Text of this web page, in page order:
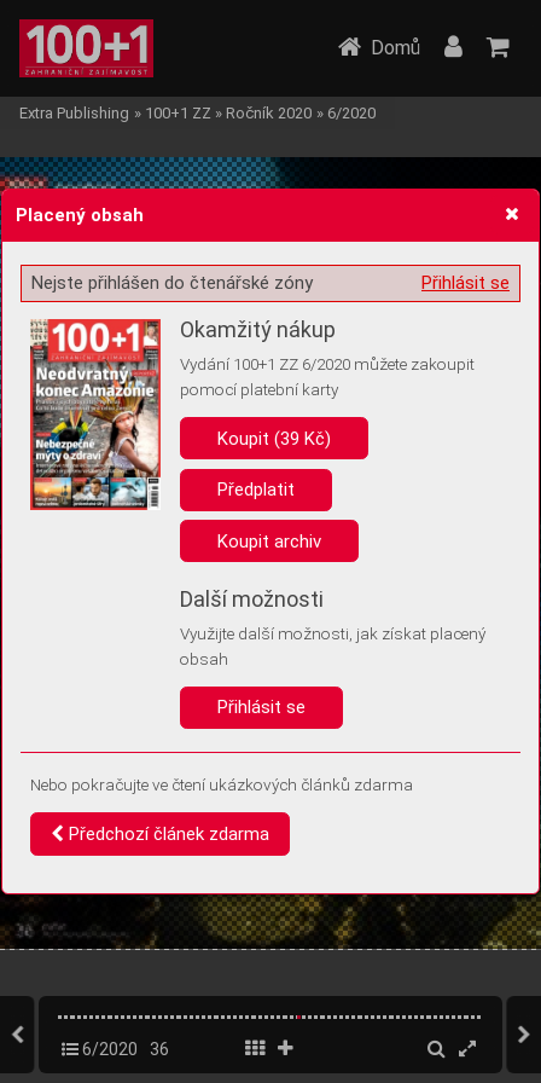
Žádost o souhlas s ukládáním volitelných informací
Pro základní fungování webu nepotřebujeme ukládat žádné informace
(tzv. cookies apod.). Rádi bychom vás ale požádali o souhlas s
uložením volitelných informací:
Anonymní unikátní ID
Díky němu příště poznáme, že se jedná o stejné zařízení, a
Identifikátor je zcela anonymní.
Vaše souhlasy a odmítnutí si ukládáme do vašeho zařízení, abychom se
vás už příště znovu neptali. Můžete je kdykoli později upravit ve Správě
Domů
Extra Publishing » 100+1 ZZ » Ročník 2020 » 6/2020
6/2020 36
Placený obsah
Přihlásit se
Nejste přihlášen do čtenářské zóny
Okamžitý nákup
Vydání 100+1 ZZ 6/2020 můžete zakoupit
pomocí platební karty
Koupit (39 Kč)
Předplatit
Koupit archiv
Další možnosti
Využijte další možnosti, jak získat placený
obsah
Přihlásit se
Nebo pokračujte ve čtení ukázkových článků zdarma
Předchozí článek zdarma